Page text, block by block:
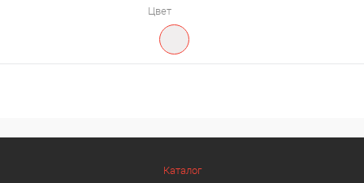
Цвет
Каталог